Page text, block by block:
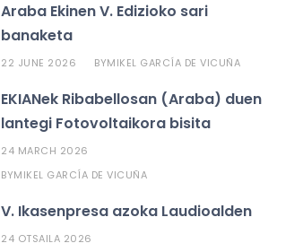
Araba Ekinen V. Edizioko sari
banaketa
22 JUNE 2026 BYMIKEL GARCÍA DE VICUÑA
EKIANek Ribabellosan (Araba) duen
lantegi Fotovoltaikora bisita
24 MARCH 2026
BYMIKEL GARCÍA DE VICUÑA
V. Ikasenpresa azoka Laudioalden
24 OTSAILA 2026